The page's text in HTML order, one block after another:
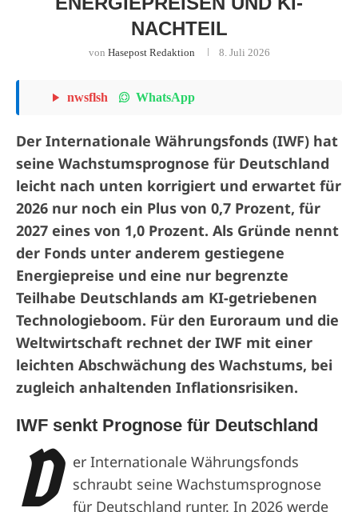
NACHTEIL
von Hasepost Redaktion 8. Juli 2026
nwsflsh WhatsApp
Der Internationale Währungsfonds (IWF) hat
seine Wachstumsprognose für Deutschland
leicht nach unten korrigiert und erwartet für
2026 nur noch ein Plus von 0,7 Prozent, für
2027 eines von 1,0 Prozent. Als Gründe nennt
der Fonds unter anderem gestiegene
Energiepreise und eine nur begrenzte
Teilhabe Deutschlands am KI-getriebenen
Technologieboom. Für den Euroraum und die
Weltwirtschaft rechnet der IWF mit einer
leichten Abschwächung des Wachstums, bei
zugleich anhaltenden Inflationsrisiken.
IWF senkt Prognose für Deutschland
D
er Internationale Währungsfonds
schraubt seine Wachstumsprognose
für Deutschland runter. In 2026 werde